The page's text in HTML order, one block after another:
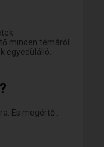
minden témáról
egyedülálló.
És megértő .